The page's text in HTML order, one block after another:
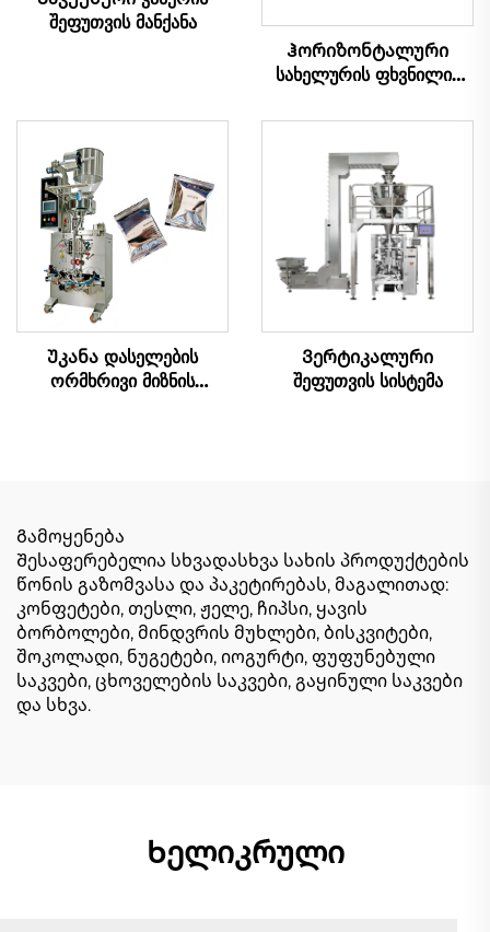
შეფუთვის მანქანა
Ჰორიზონტალური
სახელურის ფხვნილის
Უკანა დასელების
ორმხრივი მიზნის
Ვერტიკალური
შეფუთვის სისტემა
Გამოყენება
Შესაფერებელია სხვადასხვა სახის პროდუქტების
წონის გაზომვასა და პაკეტირებას, მაგალითად:
კონფეტები, თესლი, ჟელე, ჩიპსი, ყავის
ბორბოლები, მინდვრის მუხლები, ბისკვიტები,
შოკოლადი, ნუგეტები, იოგურტი, ფუფუნებული
საკვები, ცხოველების საკვები, გაყინული საკვები
და სხვა.
Ხელიკრული